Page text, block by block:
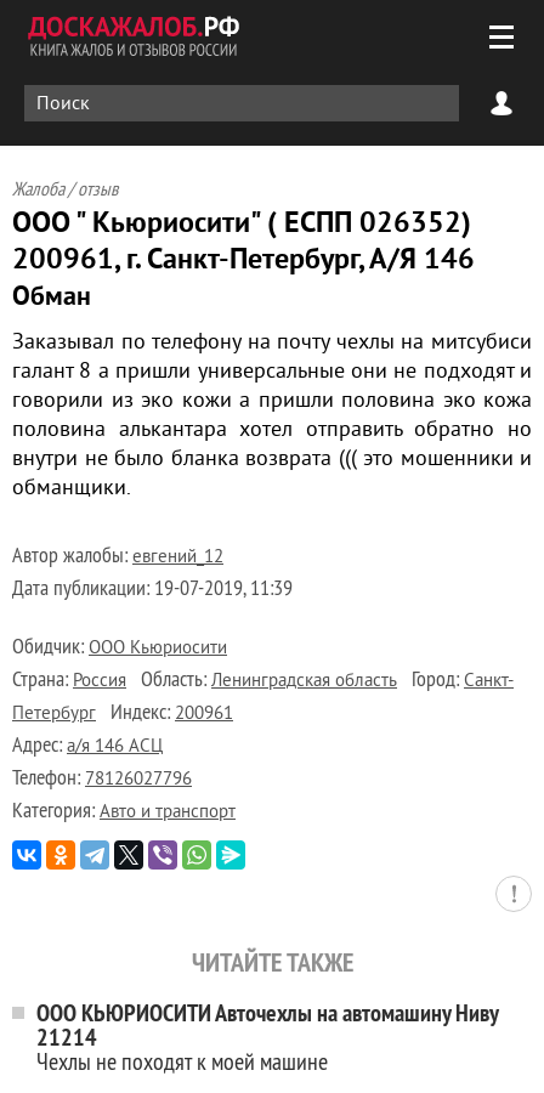
Жалоба / отзыв
ООО " Кьюриосити" ( ЕСПП 026352)
200961, г. Санкт-Петербург, А/Я 146
Обман
Заказывал по телефону на почту чехлы на митсубиси
галант 8 а пришли универсальные они не подходят и
говорили из эко кожи а пришли половина эко кожа
половина алькантара хотел отправить обратно но
внутри не было бланка возврата ((( это мошенники и
обманщики.
Автор жалобы: евгений_12
Дата публикации: 19-07-2019, 11:39
Обидчик: ООО Кьюриосити
Страна: Россия Область: Ленинградская область Город: Санкт-
Петербург
Индекс: 200961
Адрес: а/я 146 АСЦ
Телефон: 78126027796
Категория: Авто и транспорт
ЧИТАЙТЕ ТАКЖЕ
ООО КЬЮРИОСИТИ Авточехлы на автомашину Ниву
21214
Чехлы не походят к моей машине